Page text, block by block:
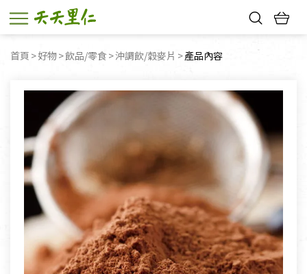
首頁 好物 飲品/零食 沖調飲/穀麥片 目前頁面：
產品內容